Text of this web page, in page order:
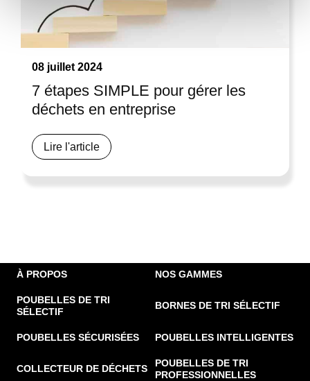
notre site avec nos partenaires de médias sociaux, de
publicité et d'analyse, qui peuvent combiner celles-ci
avec d'autres informations que vous leur avez fournies
services.
08 juillet 2024
7 étapes SIMPLE pour gérer les
déchets en entreprise
Lire l'article
À PROPOS NOS GAMMES
POUBELLES DE TRI
SÉLECTIF
BORNES DE TRI SÉLECTIF
POUBELLES SÉCURISÉES POUBELLES INTELLIGENTES
COLLECTEUR DE DÉCHETS
POUBELLES DE TRI
PROFESSIONNELLES